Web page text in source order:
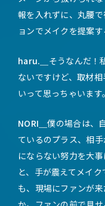
報を入れずに、丸腰
ョンでメイクを提案
haru.＿ そうなんだ！
ないですけど、取材
いって思っちゃいます。
NORI＿僕の場合は、
ているのプラス、相
にならない努力を大
と、手が震えてメイ
も、現場にファンが